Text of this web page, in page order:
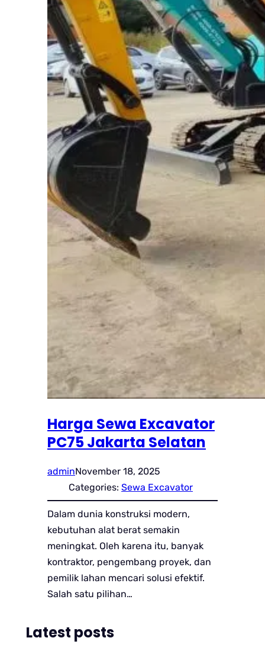
Harga Sewa Excavator
PC75 Jakarta Selatan
adminNovember 18, 2025
Categories: Sewa Excavator
Dalam dunia konstruksi modern,
kebutuhan alat berat semakin
meningkat. Oleh karena itu, banyak
kontraktor, pengembang proyek, dan
pemilik lahan mencari solusi efektif.
Salah satu pilihan…
Latest posts